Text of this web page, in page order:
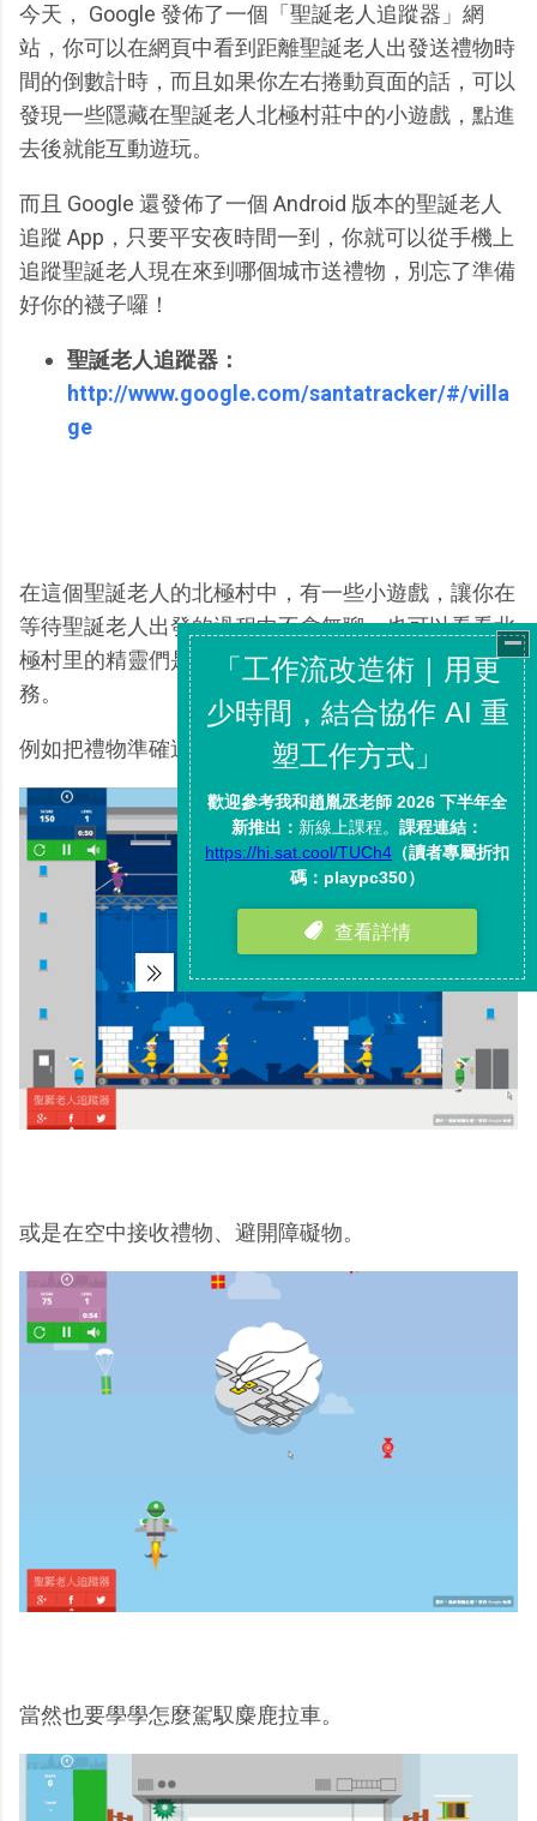
今天， Google 發佈了一個「聖誕老人追蹤器」網
站，你可以在網頁中看到距離聖誕老人出發送禮物時
間的倒數計時，而且如果你左右捲動頁面的話，可以
發現一些隱藏在聖誕老人北極村莊中的小遊戲，點進
去後就能互動遊玩。
而且 Google 還發佈了一個 Android 版本的聖誕老人
追蹤 App，只要平安夜時間一到，你就可以從手機上
追蹤聖誕老人現在來到哪個城市送禮物，別忘了準備
好你的襪子囉！
聖誕老人追蹤器：
http://www.google.com/santatracker/#/villa
ge
在這個聖誕老人的北極村中，有一些小遊戲，讓你在
等待聖誕老人出發的過程中不會無聊，也可以看看北
極村里的精靈們是如何練習、準備聖誕夜的送禮物任
務。
例如把禮物準確送進煙囪的練習。
或是在空中接收禮物、避開障礙物。
當然也要學學怎麼駕馭麋鹿拉車。